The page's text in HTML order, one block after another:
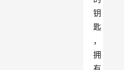
钥
匙
，
拥